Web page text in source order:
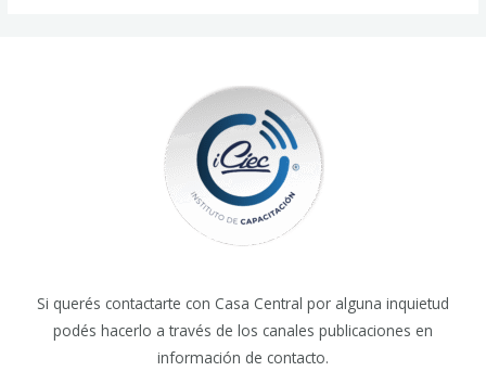
Si querés contactarte con Casa Central por alguna inquietud
podés hacerlo a través de los canales publicaciones en
información de contacto.